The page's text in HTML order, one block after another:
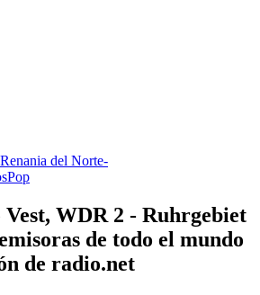
Renania del Norte-
Pop
Vest, WDR 2 - Ruhrgebiet
de todo el mundo
de radio.net